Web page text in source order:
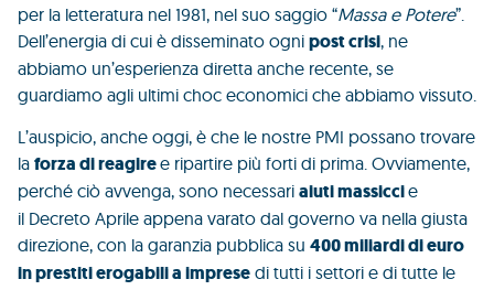
per la letteratura nel 1981, nel suo saggio “Massa e Potere”.
Dell’energia di cui è disseminato ogni post crisi, ne
abbiamo un’esperienza diretta anche recente, se
guardiamo agli ultimi choc economici che abbiamo vissuto.
L’auspicio, anche oggi, è che le nostre PMI possano trovare
la forza di reagiree ripartire più forti di prima. Ovviamente,
perché ciò avvenga, sono necessari aiuti massiccie
il Decreto Aprile appena varato dal governo va nella giusta
direzione, con la garanzia pubblica su 400 miliardi di euro
in prestiti erogabili a imprese di tutti i settori e di tutte le